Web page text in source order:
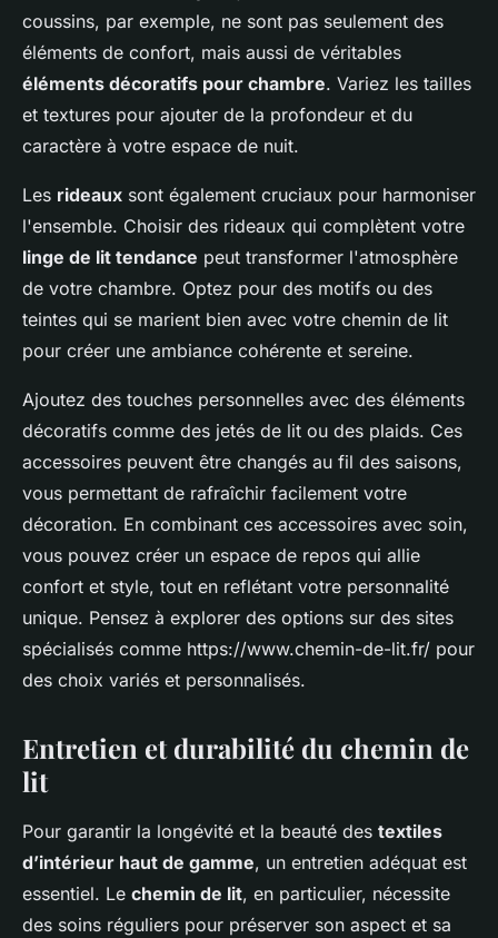
coussins, par exemple, ne sont pas seulement des
éléments de confort, mais aussi de véritables
éléments décoratifs pour chambre. Variez les tailles
et textures pour ajouter de la profondeur et du
caractère à votre espace de nuit.
Les rideaux sont également cruciaux pour harmoniser
l'ensemble. Choisir des rideaux qui complètent votre
linge de lit tendance peut transformer l'atmosphère
de votre chambre. Optez pour des motifs ou des
teintes qui se marient bien avec votre chemin de lit
pour créer une ambiance cohérente et sereine.
Ajoutez des touches personnelles avec des éléments
décoratifs comme des jetés de lit ou des plaids. Ces
accessoires peuvent être changés au fil des saisons,
vous permettant de rafraîchir facilement votre
décoration. En combinant ces accessoires avec soin,
vous pouvez créer un espace de repos qui allie
confort et style, tout en reflétant votre personnalité
unique. Pensez à explorer des options sur des sites
spécialisés comme https://www.chemin-de-lit.fr/ pour
des choix variés et personnalisés.
Entretien et durabilité du chemin de
lit
Pour garantir la longévité et la beauté des textiles
d’intérieur haut de gamme, un entretien adéquat est
essentiel. Le chemin de lit, en particulier, nécessite
des soins réguliers pour préserver son aspect et sa